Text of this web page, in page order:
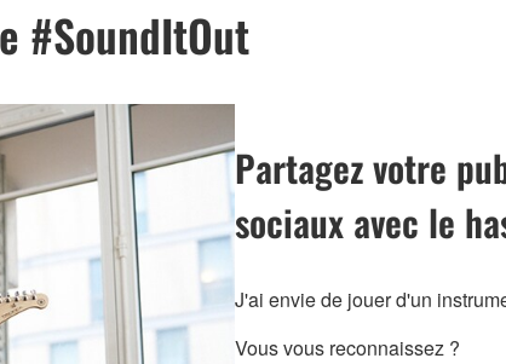
#SoundItOut
Partagez votre
sociaux avec le
J'ai envie de jouer d'un
Vous vous reconnaissez ?